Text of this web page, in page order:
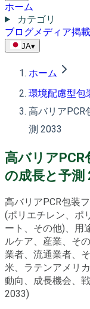
ホーム
カテゴリ
ブログメディア掲載
JA▾
ホーム
環境配慮型包
高バリアPCR
測 2033
高バリア
の成長と予測
高バリアPCR包装
(ポリエチレン、ポ
ート、その他)、用
ルケア、産業、そ
業者、流通業者、
米、ラテンアメリ
動向、成長機会、
2033)